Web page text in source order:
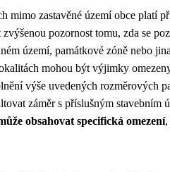
mimo zastavěné území obce platí
pozornost tomu, zda se
území, památkové zóně nebo
mohou být výjimky
výše uvedených rozměrových
záměr s příslušným stavebním
obsahovat specifická omezení,